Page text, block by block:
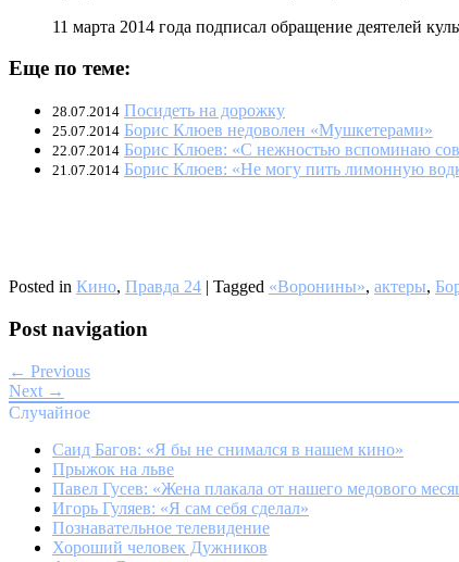
11 марта 2014 года подписал обращение деятелей
Еще по теме:
28.07.2014 Посидеть на дорожку
25.07.2014 Борис Клюев недоволен «Мушкетерами»
22.07.2014 Борис Клюев: «С нежностью вспоминаю
21.07.2014 Борис Клюев: «Не могу пить лимонную
Posted in Кино, Правда 24 | Tagged «Воронины», актеры,
Post navigation
← Previous
Next →
Случайное
Саид Багов: «Я бы не снимался в нашем кино»
Прыжок на льве
Павел Гусев: «Жена плакала от нашего медового
Игорь Гуляев: «Я сам себя сделал»
Познавательное телевидение
Хороший человек Дужников